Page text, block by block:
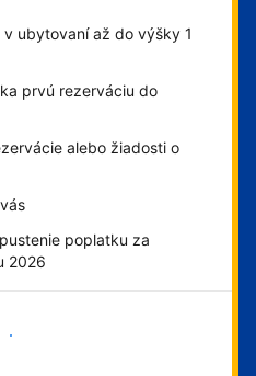
ubytovaní až do výšky 1
prvú rezerváciu do
alebo žiadosti o
poplatku za
2026